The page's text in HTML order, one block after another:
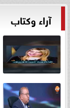
آراء وكتاب